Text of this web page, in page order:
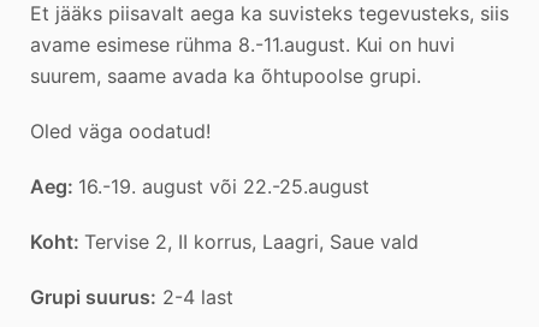
Et jääks piisavalt aega ka suvisteks tegevusteks, siis
avame esimese rühma 8.-11.august. Kui on huvi
suurem, saame avada ka õhtupoolse grupi.
Oled väga oodatud!
Aeg: 16.-19. august või 22.-25.august
Koht: Tervise 2, II korrus, Laagri, Saue vald
Grupi suurus: 2-4 last